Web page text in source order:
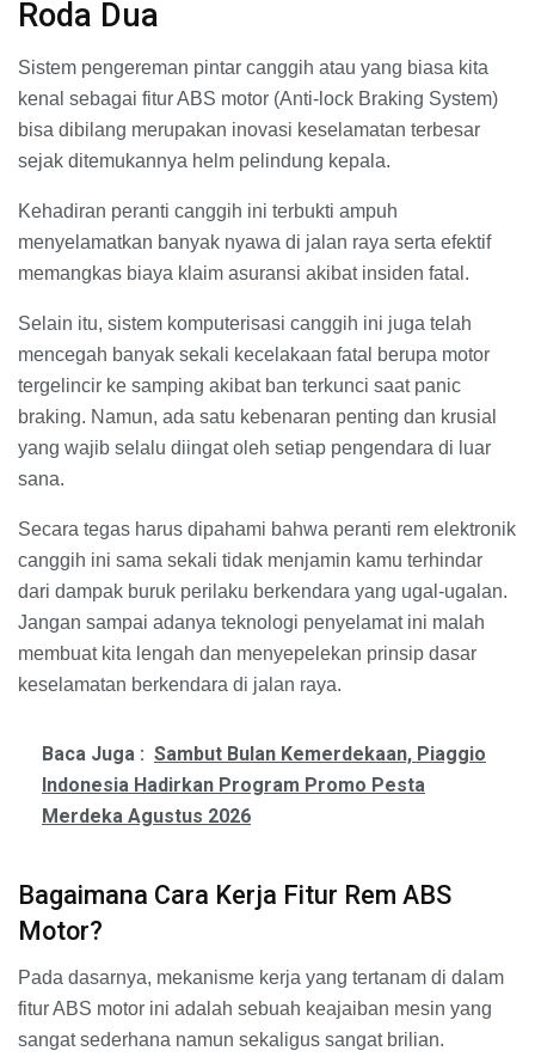
Roda Dua
Sistem pengereman pintar canggih atau yang biasa kita
kenal sebagai fitur ABS motor (Anti-lock Braking System)
bisa dibilang merupakan inovasi keselamatan terbesar
sejak ditemukannya helm pelindung kepala.
Kehadiran peranti canggih ini terbukti ampuh
menyelamatkan banyak nyawa di jalan raya serta efektif
memangkas biaya klaim asuransi akibat insiden fatal.
Selain itu, sistem komputerisasi canggih ini juga telah
mencegah banyak sekali kecelakaan fatal berupa motor
tergelincir ke samping akibat ban terkunci saat panic
braking. Namun, ada satu kebenaran penting dan krusial
yang wajib selalu diingat oleh setiap pengendara di luar
sana.
Secara tegas harus dipahami bahwa peranti rem elektronik
canggih ini sama sekali tidak menjamin kamu terhindar
dari dampak buruk perilaku berkendara yang ugal-ugalan.
Jangan sampai adanya teknologi penyelamat ini malah
membuat kita lengah dan menyepelekan prinsip dasar
keselamatan berkendara di jalan raya.
Baca Juga : Sambut Bulan Kemerdekaan, Piaggio
Indonesia Hadirkan Program Promo Pesta
Merdeka Agustus 2026
Bagaimana Cara Kerja Fitur Rem ABS
Motor?
Pada dasarnya, mekanisme kerja yang tertanam di dalam
fitur ABS motor ini adalah sebuah keajaiban mesin yang
sangat sederhana namun sekaligus sangat brilian.